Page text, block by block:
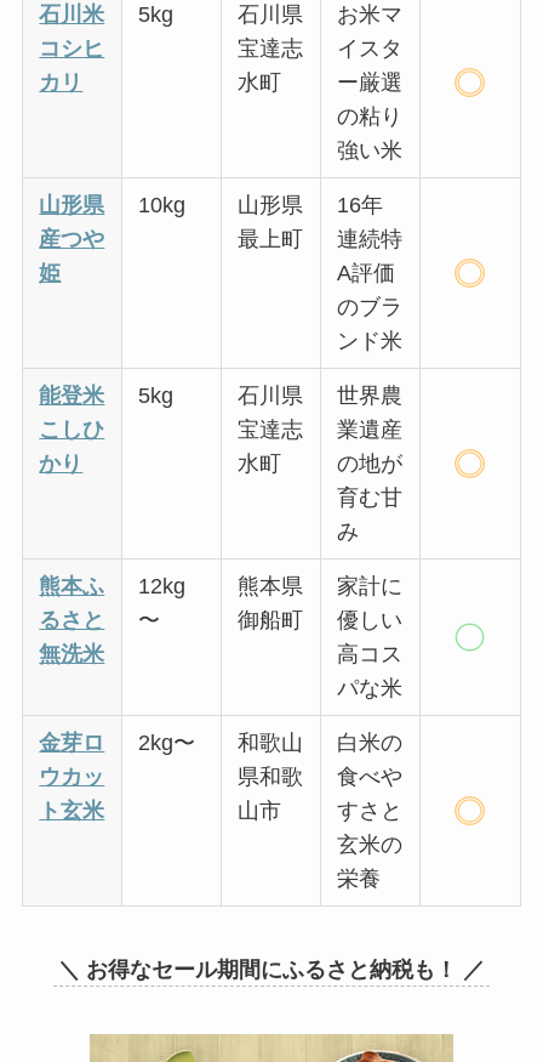
石川米
コシヒ
カリ
5kg
石川県
宝達志
水町
お米マ
イスタ
ー厳選
の粘り
強い米
山形県
産つや
姫
10kg
山形県
最上町
16年
連続特
A評価
のブラ
ンド米
能登米
こしひ
かり
5kg
石川県
宝達志
水町
世界農
業遺産
の地が
育む甘
み
熊本ふ
るさと
無洗米
12kg
〜
熊本県
御船町
家計に
優しい
高コス
パな米
金芽ロ
ウカッ
ト玄米
2kg〜
和歌山
県和歌
山市
白米の
食べや
すさと
玄米の
栄養
＼ お得なセール期間にふるさと納税も！ ／